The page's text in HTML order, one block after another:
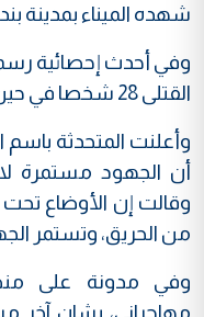
شهده الميناء بمدينة
وفي أحدث إحصائية
القتلى 28 شخصا في حين جرح حوالي 1139 شخصا.
وأعلنت المتحدثة باسم
أن الجهود مستمرة
وقالت إن الأوضاع تحت
من الحريق، وتستمر الجهود
وفي مدونة على
مهاجراني، بشان آخر